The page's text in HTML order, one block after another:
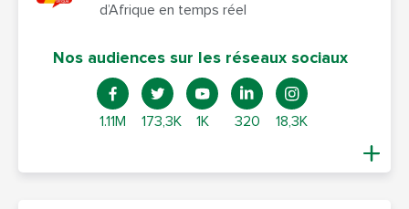
d’Afrique en temps réel
Nos audiences sur les réseaux sociaux
1.11M 173,3K 1K 320 18,3K